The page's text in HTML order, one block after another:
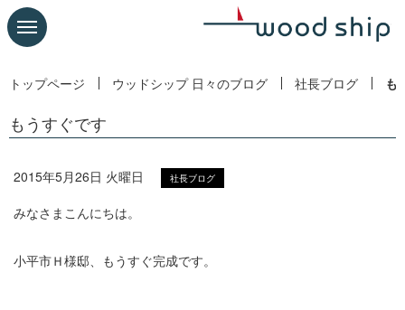
トップページ ウッドシップ 日々のブログ 社長ブログ も
もうすぐです
2015年5月26日 火曜日 社長ブログ
みなさまこんにちは。
小平市Ｈ様邸、もうすぐ完成です。